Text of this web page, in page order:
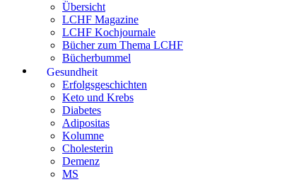
Übersicht
LCHF Magazine
LCHF Kochjournale
Bücher zum Thema LCHF
Bücherbummel
Gesundheit
Erfolgsgeschichten
Keto und Krebs
Diabetes
Adipositas
Kolumne
Cholesterin
Demenz
MS